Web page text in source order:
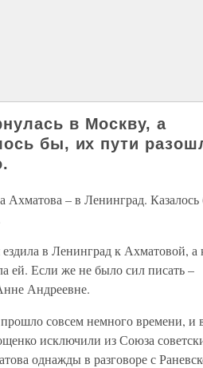
в Москву, а
бы, их пути
Ахматова – в Ленинград.
в Ленинград к Ахматовой, а
ей. Если же не было сил писать –
Андреевне.
совсем немного времени, и
исключили из Союза
однажды в разговоре с